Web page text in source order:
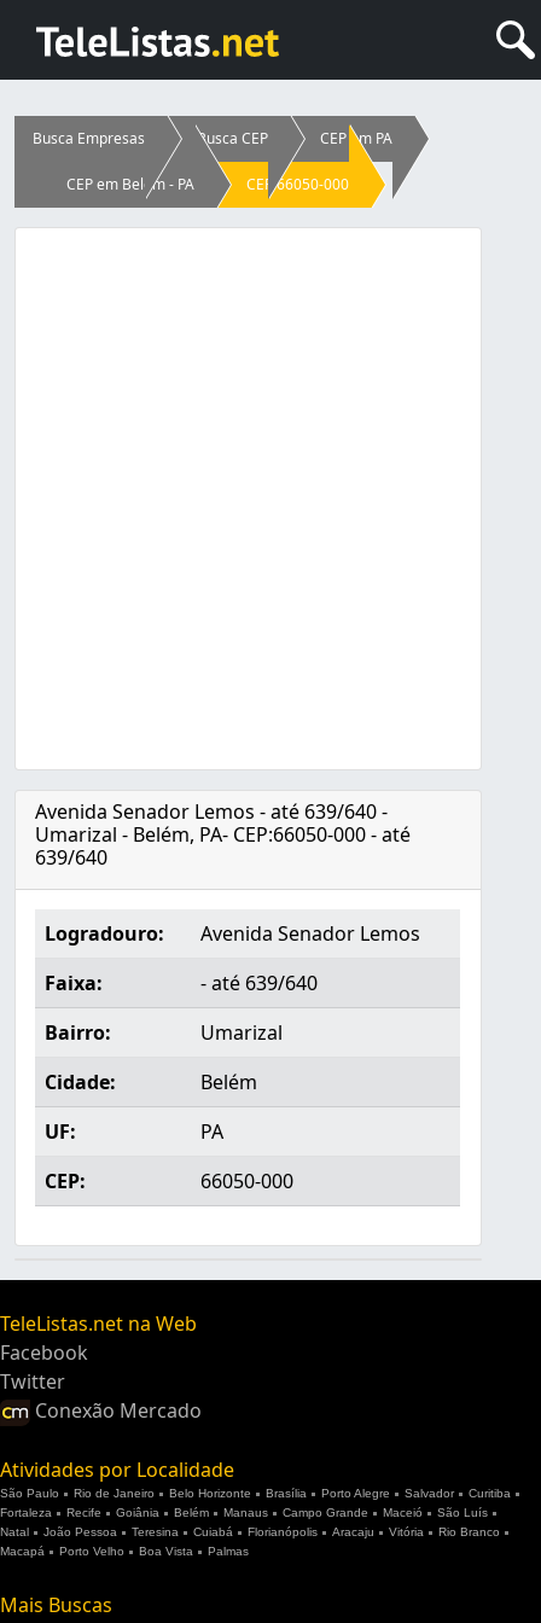
Busca Empresas Busca CEP CEP em PA
CEP em Belém - PA CEP 66050-000
Avenida Senador Lemos - até 639/640 -
Umarizal - Belém, PA- CEP:66050-000 - até
639/640
Logradouro:
Avenida Senador Lemos
Faixa:
- até 639/640
Bairro:
Umarizal
Cidade:
Belém
UF:
PA
CEP:
66050-000
TeleListas.net na Web
Facebook
Twitter
Conexão Mercado
Atividades por Localidade
São Paulo Rio de Janeiro Belo Horizonte Brasília Porto Alegre Salvador
Curitiba
Fortaleza
Recife Goiânia Belém Manaus Campo Grande Maceió
São Luís
Natal
João Pessoa Teresina Cuiabá Florianópolis Aracaju Vitória
Rio Branco
Macapá
Porto Velho Boa Vista Palmas
Mais Buscas